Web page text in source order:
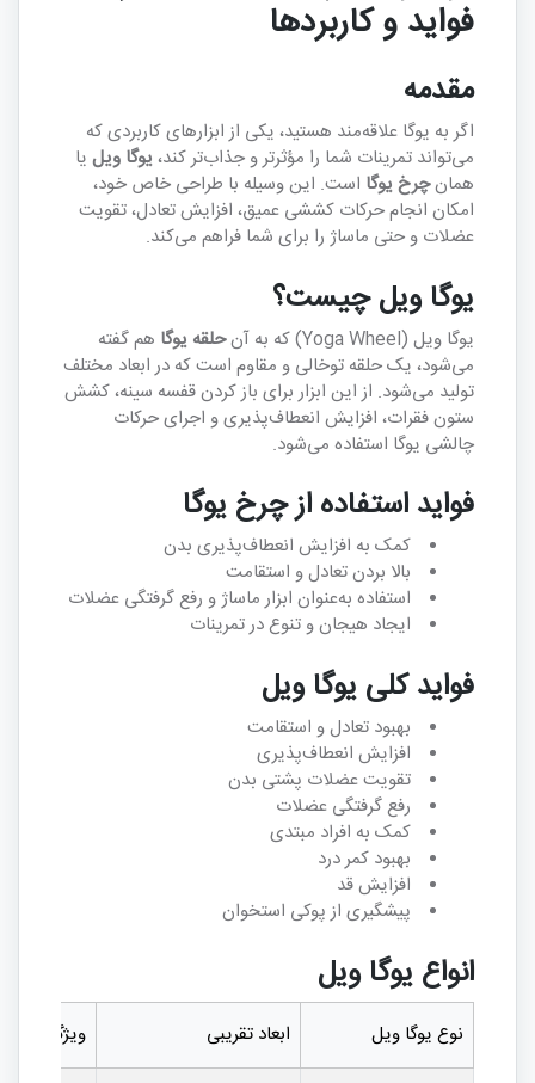
فواید و کاربردها
مقدمه
اگر به یوگا علاقه‌مند هستید، یکی از ابزارهای کاربردی که
می‌تواند تمرینات شما را مؤثرتر و جذاب‌تر کند،یوگا ویل یا
همانچرخ یوگا است. این وسیله با طراحی خاص خود،
امکان انجام حرکات کششی عمیق، افزایش تعادل، تقویت
عضلات و حتی ماساژ را برای شما فراهم می‌کند.
یوگا ویل چیست؟
یوگا ویل (Yoga Wheel) که به آن حلقه یوگا هم گفته
می‌شود، یک حلقه توخالی و مقاوم است که در ابعاد مختلف
تولید می‌شود. از این ابزار برای باز کردن قفسه سینه، کشش
ستون فقرات، افزایش انعطاف‌پذیری و اجرای حرکات
چالشی یوگا استفاده می‌شود.
فواید استفاده از چرخ یوگا
کمک به افزایش انعطاف‌پذیری بدن
بالا بردن تعادل و استقامت
استفاده به‌عنوان ابزار ماساژ و رفع گرفتگی عضلات
ایجاد هیجان و تنوع در تمرینات
فواید کلی یوگا ویل
بهبود تعادل و استقامت
افزایش انعطاف‌پذیری
تقویت عضلات پشتی بدن
رفع گرفتگی عضلات
کمک به افراد مبتدی
بهبود کمر درد
افزایش قد
پیشگیری از پوکی استخوان
انواع یوگا ویل
نوع یوگا ویل ابعاد تقریبی ویژگی‌ها